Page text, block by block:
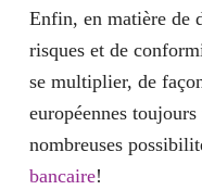
Enfin, en matière de
risques et de
se multiplier, de
européennes
nombreuses
bancaire!